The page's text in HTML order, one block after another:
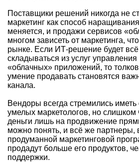
Поставщики решений никогда не
маркетинг как способ
меняется, и продажи сервисов
многом зависеть от маркетинга,
рынке. Если ИТ-решение будет
складываться из услуг
«облачных» приложений, то
умение продавать становятся
канала.
Вендоры всегда стремились
умелых маркетологов, но слишком
деньги лишь на продвижение
можно понять, и всё же
продуманной маркетинговой
продадут больше его продуктов,
поддержки.